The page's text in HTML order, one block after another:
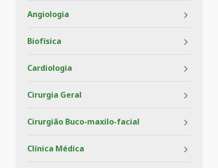
Angiologia
Biofísica
Cardiologia
Cirurgia Geral
Cirurgião Buco-maxilo-facial
Clínica Médica